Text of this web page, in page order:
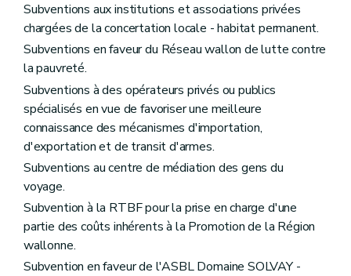
Subventions aux institutions et associations privées
chargées de la concertation locale - habitat permanent.
Subventions en faveur du Réseau wallon de lutte contre
la pauvreté.
Subventions à des opérateurs privés ou publics
spécialisés en vue de favoriser une meilleure
connaissance des mécanismes d'importation,
d'exportation et de transit d'armes.
Subventions au centre de médiation des gens du
voyage.
Subvention à la RTBF pour la prise en charge d'une
partie des coûts inhérents à la Promotion de la Région
wallonne.
Subvention en faveur de l'ASBL Domaine SOLVAY -